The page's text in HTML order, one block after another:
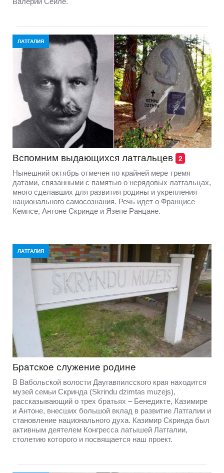
ЛАТГАЛИЯ
Вспомним выдающихся латгальцев 2
Нынешний октябрь отмечен по крайней мере тремя
датами, связанными с памятью о нерядовых латгальцах,
много сделавших для развития родины и укрепления
национального самосознания. Речь идет о Францисе
Кемпсе, Антоне Скринде и Язепе Ранцане.
ЛАТГАЛИЯ
Братское служение родине
В Вабольской волости Даугавпилсского края находится
музей семьи Скринда (Skrindu dzimtas muzejs),
рассказывающий о трех братьях – Бенедикте, Казимире
и Антоне, внесших большой вклад в развитие Латгалии и
становление национального духа. Казимир Скринда был
активным деятелем Конгресса латышей Латгалии,
столетию которого и посвящается наш проект.